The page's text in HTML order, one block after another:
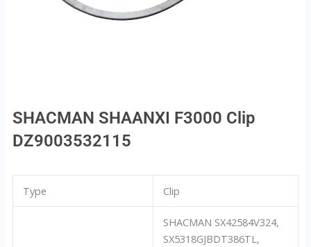
SHACMAN SHAANXI F3000 Clip
DZ9003532115
Type Clip
SHACMAN SX42584V324,
SX5318GJBDT386TL,